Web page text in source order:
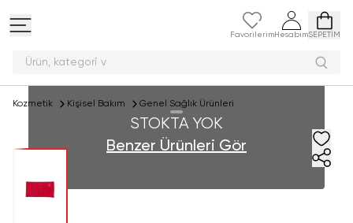
Favorilerim HesabımSEPETİM
Ürün, katego
Kozmetik Kişisel Bakım Genel Sağlık Ürünleri
STOKTA YOK
Benzer Ürünleri Gör